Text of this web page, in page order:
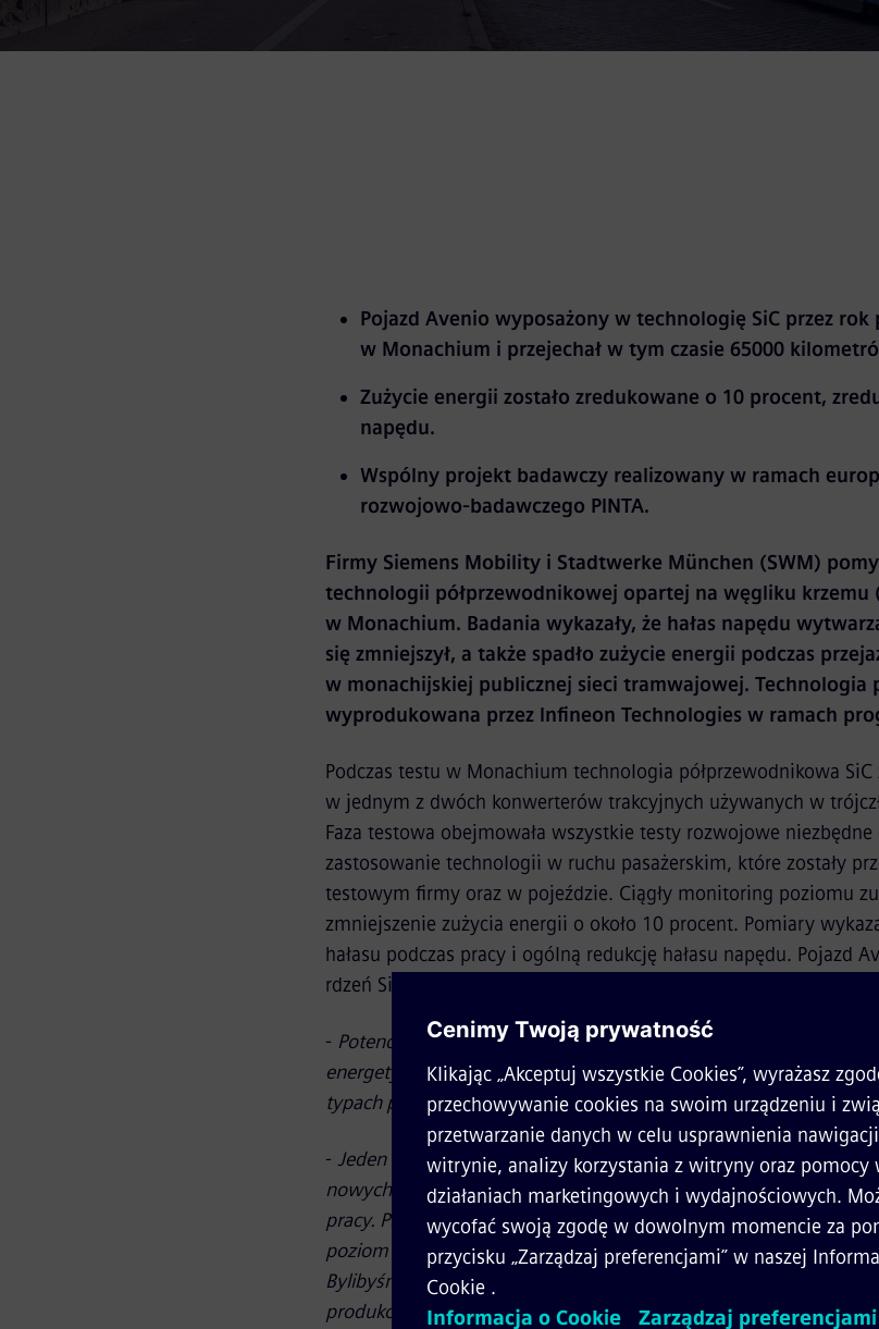
Pojazd Avenio wyposażony w technologię SiC przez rok
w Monachium i przejechał w tym czasie 65000
Zużycie energii zostało zredukowane o 10 procent,
napędu.
Wspólny projekt badawczy realizowany w ramach
rozwojowo-badawczego PINTA.
Firmy Siemens Mobility i Stadtwerke München (SWM)
technologii półprzewodnikowej opartej na węgliku krzemu
w Monachium. Badania wykazały, że hałas napędu
się zmniejszył, a także spadło zużycie energii podczas
w monachijskiej publicznej sieci tramwajowej. Technologia
wyprodukowana przez Infineon Technologies w ramach
Podczas testu w Monachium technologia półprzewodnikowa SiC
w jednym z dwóch konwerterów trakcyjnych używanych w
Faza testowa obejmowała wszystkie testy rozwojowe
zastosowanie technologii w ruchu pasażerskim, które zostały
testowym firmy oraz w pojeździe. Ciągły monitoring poziomu
zmniejszenie zużycia energii o około 10 procent. Pomiary
hałasu podczas pracy i ogólną redukcję hałasu napędu. Pojazd
rdzeń SiC przez rok przewoził pasażerów i przejechał w tym
- Potencjał oszczędności energii stwierdzony podczas testów
energetycznej tej obiecującej technologii, która jest przeznaczona
typach pociągów- powiedział Albrecht Neumann, CEO pionu
- Jeden czynnik odgrywa kluczową rolę w akceptacji tramwajów -
nowych projektów budowlanych: Nasze pojazdy muszą być
pracy. Projekt przeprowadzony z firmą Siemens pokazuje, że
poziom hałasu naszych pojazdów, ale także poprawić naszą
Bylibyśmy bardzo zainteresowani tym rozwiązaniem, gdyby te
produkowane masowo– dodał Ingo Wortmann, dyrektor ds.